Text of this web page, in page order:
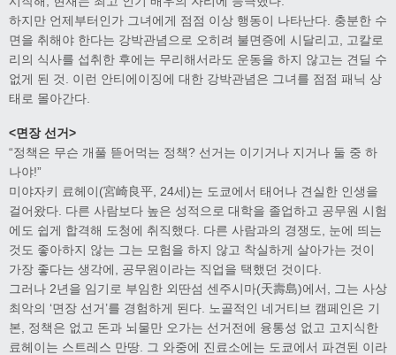
하지만 언제부터인가 그녀에게 점점 이상 행동이 나타난다. 충분한 수
면을 취해야 한다는 강박관념으로 오히려 불면증에 시달리고, 고칼로
리의 식사를 섭취한 후에는 무리해서라도 운동을 하지 않고는 견딜 수
없게 된 것. 이런 안티에이징에 대한 강박관념은 그녀를 점점 패닉 상
태로 몰아간다.
<면장 선거>
“정책은 무슨 개풀 뜯어먹는 정책? 선거는 이기거나 지거나 둘 중 하
나야!”
미야자키 료헤이(宮崎良平, 24세)는 도쿄에서 태어나 견실한 인생을
걸어왔다. 다른 사람보다 높은 성적으로 대학을 졸업하고 공무원 시험
에도 쉽게 합격해 도청에 취직했다. 다른 사람과의 경쟁도, 눈에 띄는
것도 좋아하지 않는 그는 모험을 하지 않고 착실하게 살아가는 것이
가장 좋다는 생각에, 공무원이라는 직업을 택했던 것이다.
그러나 2년을 임기로 부임한 외딴섬 센주시마(天壽島)에서, 그는 사상
최악의 ‘면장 선거’를 경험하게 된다. 노골적인 네거티브 캠페인은 기
본, 정책은 없고 돈과 뇌물만 오가는 선거전에 융통성 없고 고지식한
료헤이는 스트레스 만땅. 그 와중에 진료소에는 도쿄에서 파견된 이라